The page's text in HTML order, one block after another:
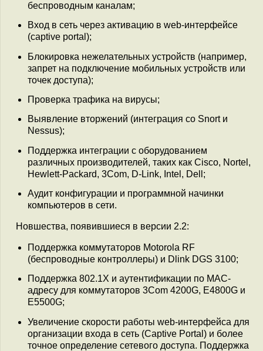
беспроводным каналам;
Вход в сеть через активацию в web-интерфейсе
(captive portal);
Блокировка нежелательных устройств (например,
запрет на подключение мобильных устройств или
точек доступа);
Проверка трафика на вирусы;
Выявление вторжений (интеграция со Snort и
Nessus);
Поддержка интеграции с оборудованием
различных производителей, таких как Cisco, Nortel,
Hewlett-Packard, 3Com, D-Link, Intel, Dell;
Аудит конфигурации и программной начинки
компьютеров в сети.
Новшества, появившиеся в версии 2.2:
Поддержка коммутаторов Motorola RF
(беспроводные контроллеры) и Dlink DGS 3100;
Поддержка 802.1X и аутентификации по MAC-
адресу для коммутаторов 3Com 4200G, E4800G и
E5500G;
Увеличение скорости работы web-интерфейса для
организации входа в сеть (Captive Portal) и более
точное определение сетевого доступа. Поддержка